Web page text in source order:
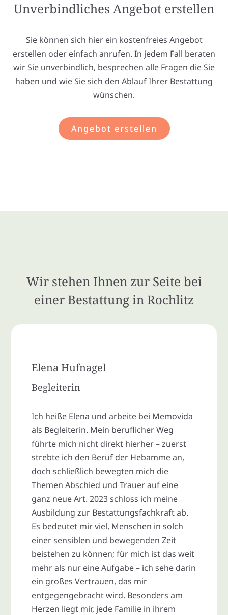
Unverbindliches Angebot erstellen
Sie können sich hier ein kostenfreies Angebot
erstellen oder einfach anrufen. In jedem Fall beraten
wir Sie unverbindlich, besprechen alle Fragen die Sie
haben und wie Sie sich den Ablauf Ihrer Bestattung
wünschen.
Angebot erstellen
Wir stehen Ihnen zur Seite bei
einer Bestattung in Rochlitz
Elena Hufnagel
Begleiterin
Ich heiße Elena und arbeite bei Memovida
als Begleiterin. Mein beruflicher Weg
führte mich nicht direkt hierher – zuerst
strebte ich den Beruf der Hebamme an,
doch schließlich bewegten mich die
Themen Abschied und Trauer auf eine
ganz neue Art. 2023 schloss ich meine
Ausbildung zur Bestattungsfachkraft ab.
Es bedeutet mir viel, Menschen in solch
einer sensiblen und bewegenden Zeit
beistehen zu können; für mich ist das weit
mehr als nur eine Aufgabe – ich sehe darin
ein großes Vertrauen, das mir
entgegengebracht wird. Besonders am
Herzen liegt mir, jede Familie in ihrem